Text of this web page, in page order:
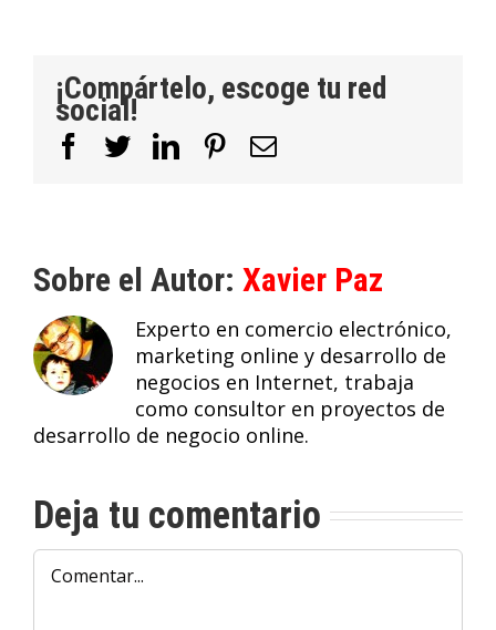
¡Compártelo, escoge tu red
social!
Facebook
TwitterLinkedIn
PinterestCorreo
Sobre el Autor: Xavier Paz
Experto en comercio electrónico,
marketing online y desarrollo de
negocios en Internet, trabaja
como consultor en proyectos de
desarrollo de negocio online.
Deja tu comentario
Comentar